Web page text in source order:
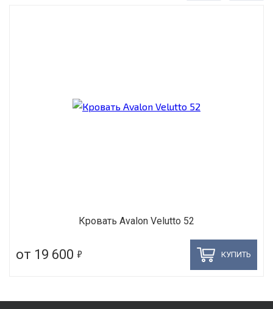
Кровать Avalon Velutto 52
от 19 600 5 КУПИТЬ